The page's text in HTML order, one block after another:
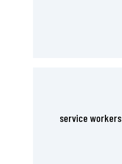
service workers